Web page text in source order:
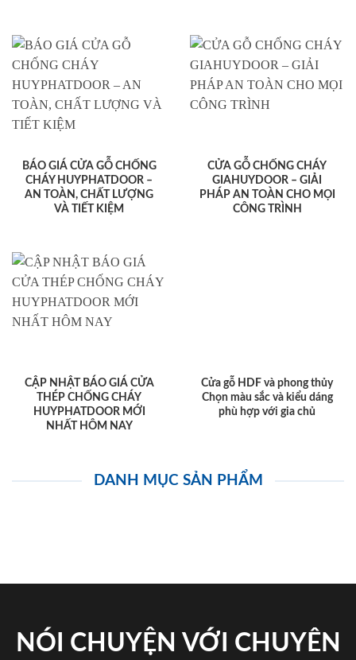
BÁO GIÁ CỬA GỖ CHỐNG
CHÁY HUYPHATDOOR –
AN TOÀN, CHẤT LƯỢNG
VÀ TIẾT KIỆM
CỬA GỖ CHỐNG CHÁY
GIAHUYDOOR – GIẢI
PHÁP AN TOÀN CHO MỌI
CÔNG TRÌNH
CẬP NHẬT BÁO GIÁ CỬA
THÉP CHỐNG CHÁY
HUYPHATDOOR MỚI
NHẤT HÔM NAY
Cửa gỗ HDF và phong thủy
Chọn màu sắc và kiểu dáng
phù hợp với gia chủ
DANH MỤC SẢN PHẨM
NÓI CHUYỆN VỚI CHUYÊN